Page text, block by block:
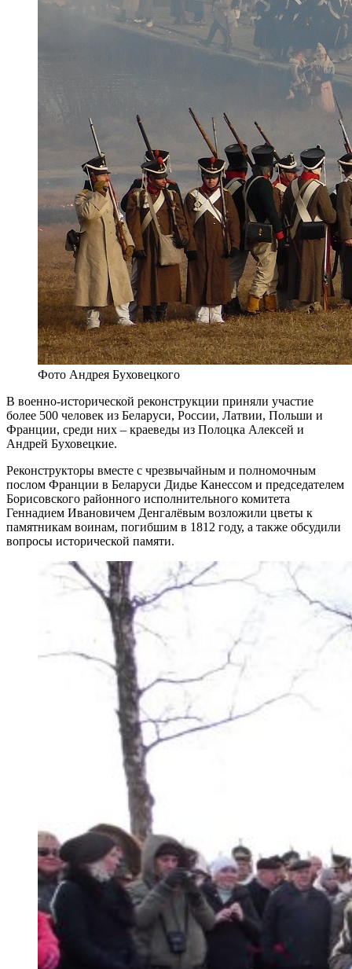
Фото Андрея Буховецкого
В военно-исторической реконструкции приняли участие
более 500 человек из Беларуси, России, Латвии, Польши и
Франции, среди них – краеведы из Полоцка Алексей и
Андрей Буховецкие.
Реконструкторы вместе с чрезвычайным и полномочным
послом Франции в Беларуси Дидье Канессом и председателем
Борисовского районного исполнительного комитета
Геннадием Ивановичем Денгалёвым возложили цветы к
памятникам воинам, погибшим в 1812 году, а также обсудили
вопросы исторической памяти.